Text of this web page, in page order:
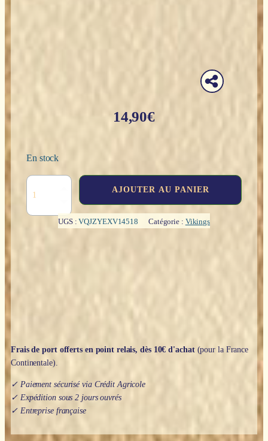
14,90€
En stock
psychopompe
AJOUTER AU PANIER
UGS :VQJZYEXV14518 Catégorie : Vikings
Frais de port offerts en point relais, dès 10€ d'achat(pour la France
Continentale).
✓ Paiement sécurisé via Crédit Agricole
✓ Expédition sous 2 jours ouvrés
✓ Entreprise française